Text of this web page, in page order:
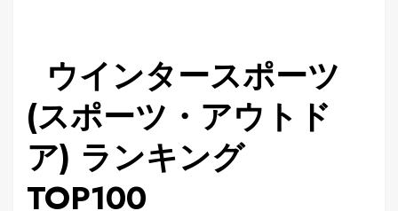
ウインタースポーツ
(スポーツ・アウトド
ア) ランキング
TOP100